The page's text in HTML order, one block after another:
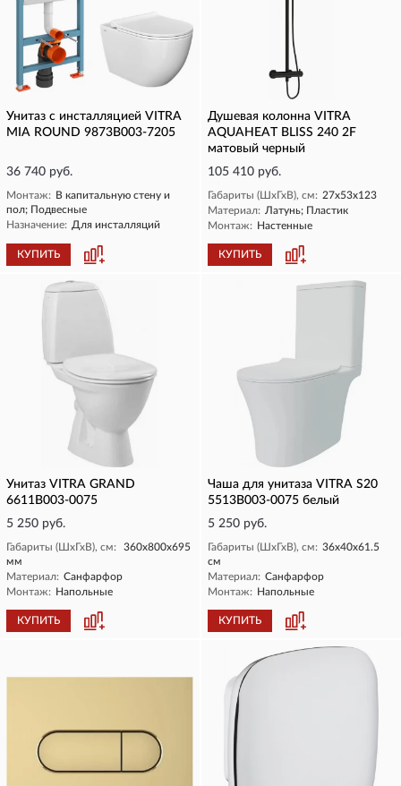
Унитаз c инсталляцией VITRA
MIA ROUND 9873B003-7205
36 740 руб.
Монтаж: В капитальную стену и
пол; Подвесные
Назначение: Для инсталляций
КУПИТЬ
Душевая колонна VITRA
AQUAHEAT BLISS 240 2F
матовый черный
105 410 руб.
Габариты (ШхГхВ), см: 27x53x123
Материал: Латунь; Пластик
Монтаж: Настенные
КУПИТЬ
Унитаз VITRA GRAND
6611B003-0075
5 250 руб.
Габариты (ШхГхВ), см:
360х800х695
мм
Материал: Санфарфор
Монтаж: Напольные
КУПИТЬ
Чаша для унитаза VITRA S20
5513B003-0075 белый
5 250 руб.
Габариты (ШхГхВ), см: 36x40x61.5
см
Материал: Санфарфор
Монтаж: Напольные
КУПИТЬ